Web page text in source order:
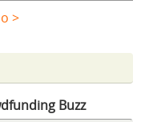
>
Buzz